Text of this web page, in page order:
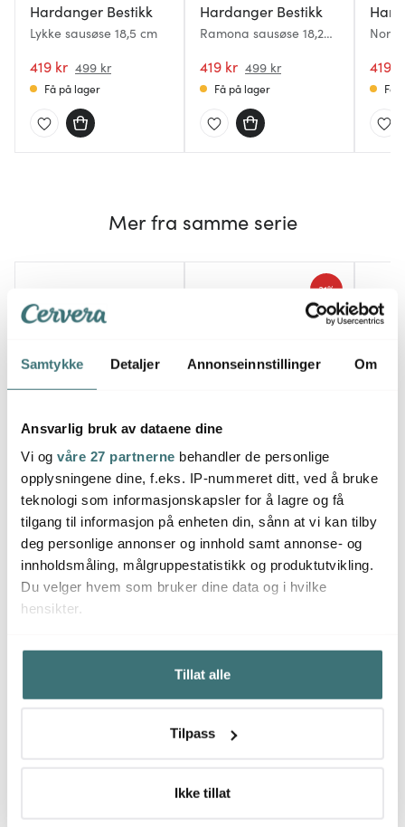
Samtykke Detaljer Annonseinnstillinger Om
Ansvarlig bruk av dataene dine
Vi og våre 27 partnerne behandler de personlige
opplysningene dine, f.eks. IP-nummeret ditt, ved å bruke
teknologi som informasjonskapsler for å lagre og få
tilgang til informasjon på enheten din, sånn at vi kan tilby
deg personlige annonser og innhold samt annonse- og
innholdsmåling, målgruppestatistikk og produktutvikling.
Du velger hvem som bruker dine data og i hvilke
hensikter.
Hvis du gir oss lov, vil vi også gjerne:
Innhente informasjon om den geografiske
beliggenheten din, som kan være nøyaktig innenfor
Identifisere enheten din ved å aktivt skanne den for
kan du lese om hvordan dine personlige
Tillat alle
Tilpass
Ikke tillat
Hardanger Bestikk
Lykke sausøse 18,5 cm
419 kr 499 kr
Få på lager
Hardanger Bestikk
Ramona sausøse 18,2
419 kr 499 kr
Få på lager
Nora
419
Få
Mer fra samme serie
Hardanger Bestikk
Tuva bestikksett 24
deler
4200 kr
På lager
Hardanger Bestikk
Tuva dessertsett 7 deler
899 kr 1299 kr
31%
På lager
Tuva
Du kanskje også liker